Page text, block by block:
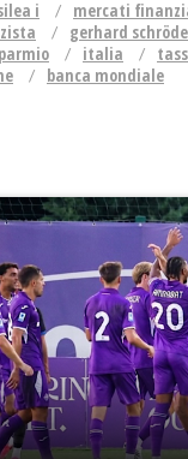
i mercati
gerhard
italia
banca mondiale